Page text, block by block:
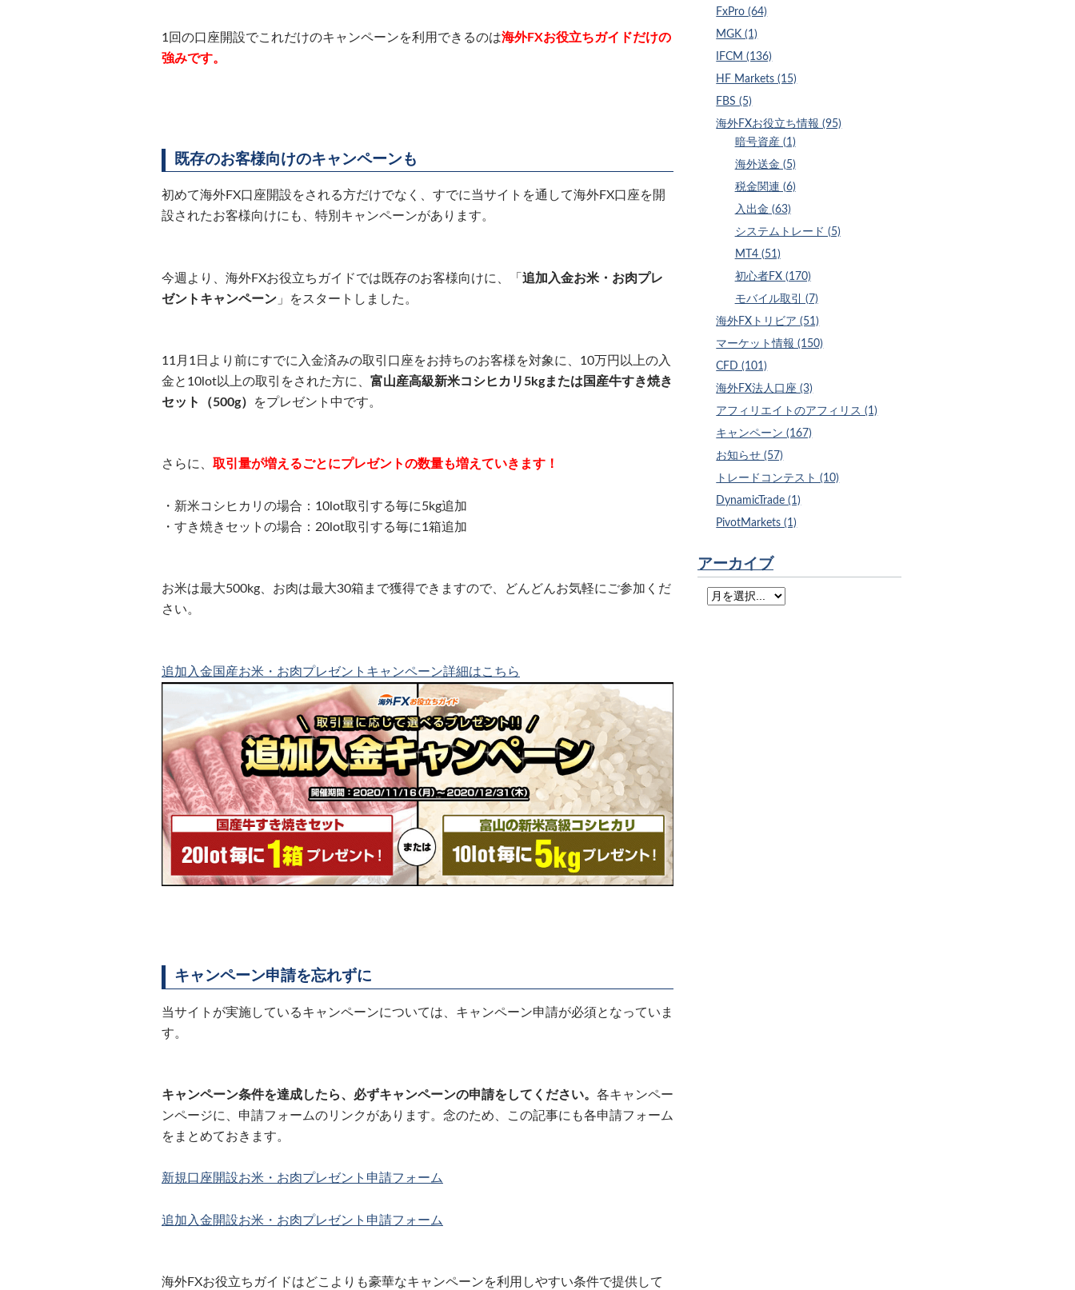
1回の口座開設でこれだけのキャンペーンを利用できるのは海外FXお役立ちガイドだけの
強みです。
既存のお客様向けのキャンペーンも
初めて海外FX口座開設をされる方だけでなく、すでに当サイトを通して海外FX口座を開
設されたお客様向けにも、特別キャンペーンがあります。
今週より、海外FXお役立ちガイドでは既存のお客様向けに、「 追加入金お米・お肉プレ
ゼントキャンペーン 」をスタートしました。
11月1日より前にすでに入金済みの取引口座をお持ちのお客様を対象に、10万円以上の入
金と10lot以上の取引をされた方に、 富山産高級新米コシヒカリ5kgまたは国産牛すき焼き
セット（500g）
をプレゼント中です。
さらに、 取引量が増えるごとにプレゼントの数量も増えていきます！
・新米コシヒカリの場合：10lot取引する毎に5kg追加
・すき焼きセットの場合：20lot取引する毎に1箱追加
お米は最大500kg、お肉は最大30箱まで獲得できますので、どんどんお気軽にご参加くだ
さい。
追加入金国産お米・お肉プレゼントキャンペーン詳細はこちら
キャンペーン申請を忘れずに
当サイトが実施しているキャンペーンについては、キャンペーン申請が必須となっていま
す。
キャンペーン条件を達成したら、必ずキャンペーンの申請をしてください。 各キャンペー
ンページに、申請フォームのリンクがあります。念のため、この記事にも各申請フォーム
をまとめておきます。
新規口座開設お米・お肉プレゼント申請フォーム
追加入金開設お米・お肉プレゼント申請フォーム
海外FXお役立ちガイドはどこよりも豪華なキャンペーンを利用しやすい条件で提供して
FxPro (64)
MGK (1)
IFCM (136)
HF Markets (15)
FBS (5)
海外FXお役立ち情報 (95)
暗号資産 (1)
海外送金 (5)
税金関連 (6)
入出金 (63)
システムトレード (5)
MT4 (51)
初心者FX (170)
モバイル取引 (7)
海外FXトリビア (51)
マーケット情報 (150)
CFD (101)
海外FX法人口座 (3)
アフィリエイトのアフィリス (1)
キャンペーン (167)
お知らせ (57)
トレードコンテスト (10)
DynamicTrade (1)
PivotMarkets (1)
アーカイブ